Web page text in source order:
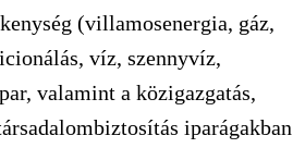
(villamosenergia, gáz,
víz, szennyvíz,
valamint a közigazgatás,
iparágakban